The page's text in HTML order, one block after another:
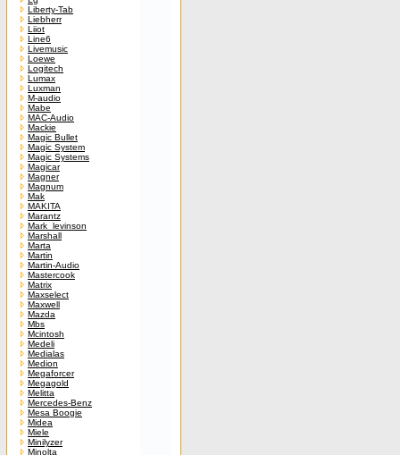
Liberty-Tab
Liebherr
Liiot
Line6
Livemusic
Loewe
Logitech
Lumax
Luxman
M-audio
Mabe
MAC-Audio
Mackie
Magic Bullet
Magic System
Magic Systems
Magicar
Magner
Magnum
Mak
MAKITA
Marantz
Mark_levinson
Marshall
Marta
Martin
Martin-Audio
Mastercook
Matrix
Maxselect
Maxwell
Mazda
Mbs
Mcintosh
Medeli
Medialas
Medion
Megaforcer
Megagold
Melitta
Mercedes-Benz
Mesa Boogie
Midea
Miele
Minilyzer
Minolta